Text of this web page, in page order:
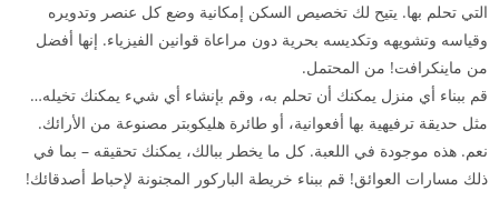
التي تحلم بها. يتيح لك تخصيص السكن إمكانية وضع كل عنصر وتدويره
وقياسه وتشويهه وتكديسه بحرية دون مراعاة قوانين الفيزياء. إنها أفضل
من ماينكرافت! من المحتمل.
قم ببناء أي منزل يمكنك أن تحلم به، وقم بإنشاء أي شيء يمكنك تخيله…
مثل حديقة ترفيهية بها أفعوانية، أو طائرة هليكوبتر مصنوعة من الأرائك.
نعم. هذه موجودة في اللعبة. كل ما يخطر ببالك، يمكنك تحقيقه – بما في
ذلك مسارات العوائق! قم ببناء خريطة الباركور المجنونة لإحباط أصدقائك!